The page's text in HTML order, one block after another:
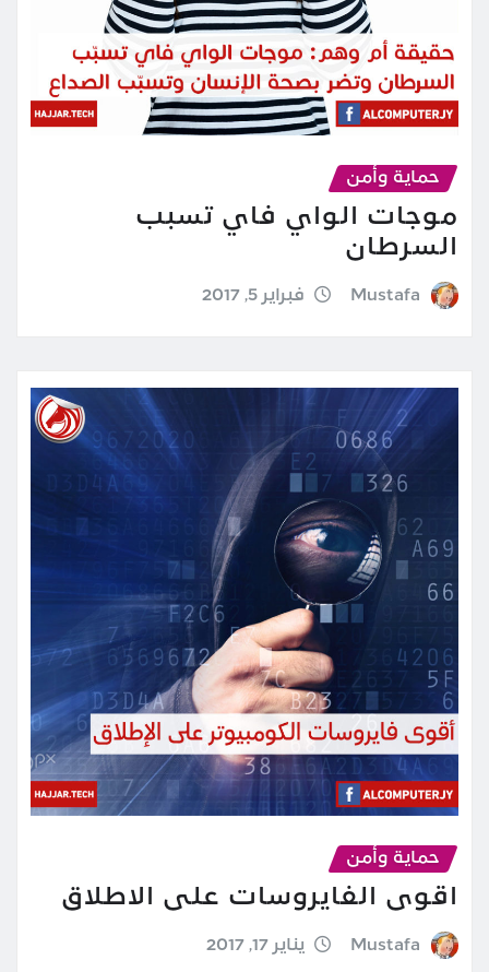
حماية وأمن
موجات الواي فاي تسبب
السرطان
Mustafa فبراير 5, 2017
حماية وأمن
اقوى الفايروسات على الاطلاق
Mustafa يناير 17, 2017